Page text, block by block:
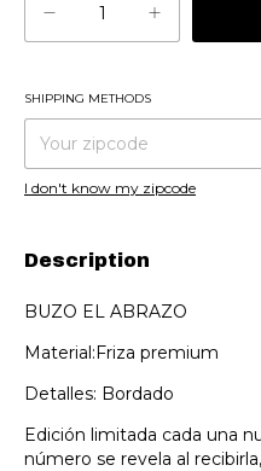
Shipping for zipcode:
SHIPPING METHODS
I don't know my zipcode
Description
BUZO EL ABRAZO
Material:Friza premium
Detalles: Bordado
Edición limitada cada una
número se revela al recibirla,